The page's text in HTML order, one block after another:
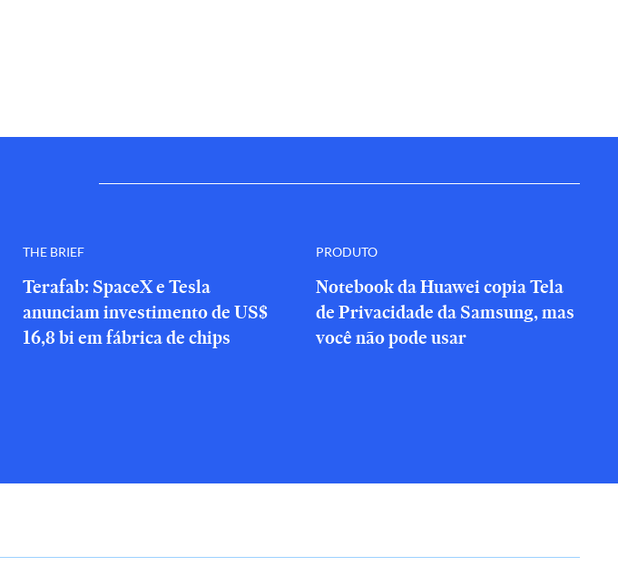
THE BRIEF
Terafab: SpaceX e Tesla
anunciam investimento de US$
16,8 bi em fábrica de chips
PRODUTO
Notebook da Huawei copia Tela
de Privacidade da Samsung, mas
você não pode usar